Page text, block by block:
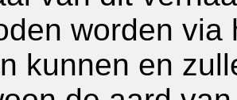
worden
kunnen en